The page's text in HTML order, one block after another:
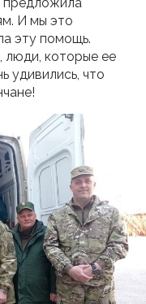
И мы это
эту помощь.
люди, которые ее
удивились, что